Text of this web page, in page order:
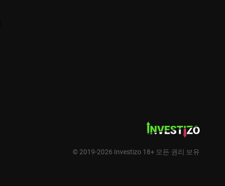
© 2019-2026 Investizo 18+ 모든 권리 보유